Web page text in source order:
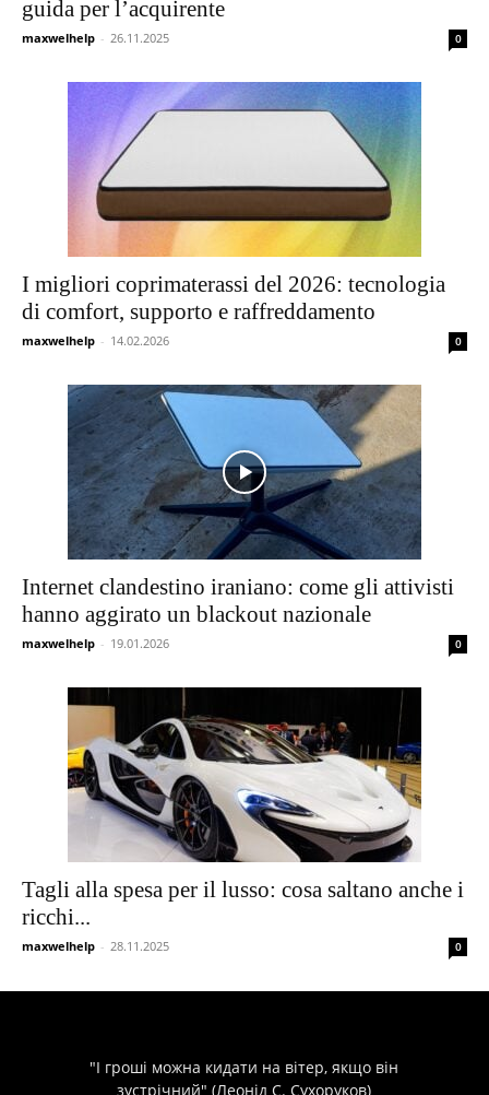
guida per l’acquirente
maxwelhelp - 26.11.2025 0
I migliori coprimaterassi del 2026: tecnologia
di comfort, supporto e raffreddamento
maxwelhelp - 14.02.2026 0
Internet clandestino iraniano: come gli attivisti
hanno aggirato un blackout nazionale
maxwelhelp - 19.01.2026 0
Tagli alla spesa per il lusso: cosa saltano anche i
ricchi...
maxwelhelp - 28.11.2025 0
"І гроші можна кидати на вітер, якщо він
зустрічний" (Леонід С. Сухоруков)